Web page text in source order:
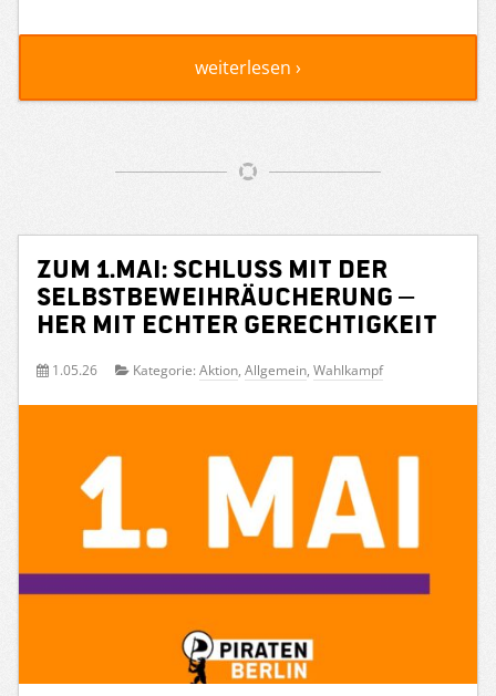
weiterlesen ›
Zum 1.Mai: Schluss mit der
Selbstbeweihräucherung –
her mit echter Gerechtigkeit
1.05.26 Kategorie: Aktion, Allgemein, Wahlkampf